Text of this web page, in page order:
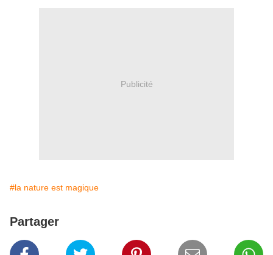
Publicité
#la nature est magique
Partager